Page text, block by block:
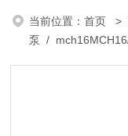
当前位置：首页 >
泵 /